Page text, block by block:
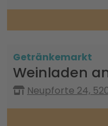
Getränkemarkt
Weinladen
Neupforte 24,